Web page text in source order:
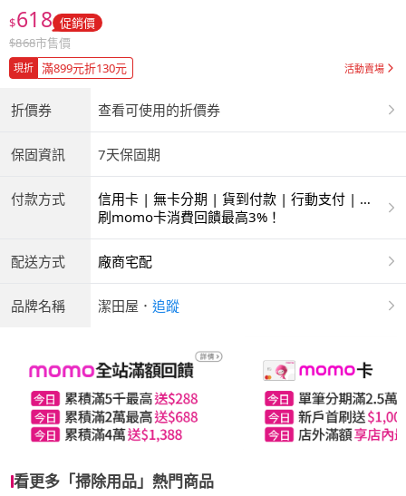
$618 促銷價
$868市售價
現折 滿899元折130元 活動賣場
折價券 查看可使用的折價券
保固資訊 7天保固期
付款方式
信用卡 | 無卡分期 | 貨到付款 | 行動支付 | 超
商付款 | ATM | 銀聯卡
刷momo卡消費回饋最高3%！
配送方式 廠商宅配
品牌名稱 潔田屋 ． 追蹤
看更多「掃除用品」熱門商品